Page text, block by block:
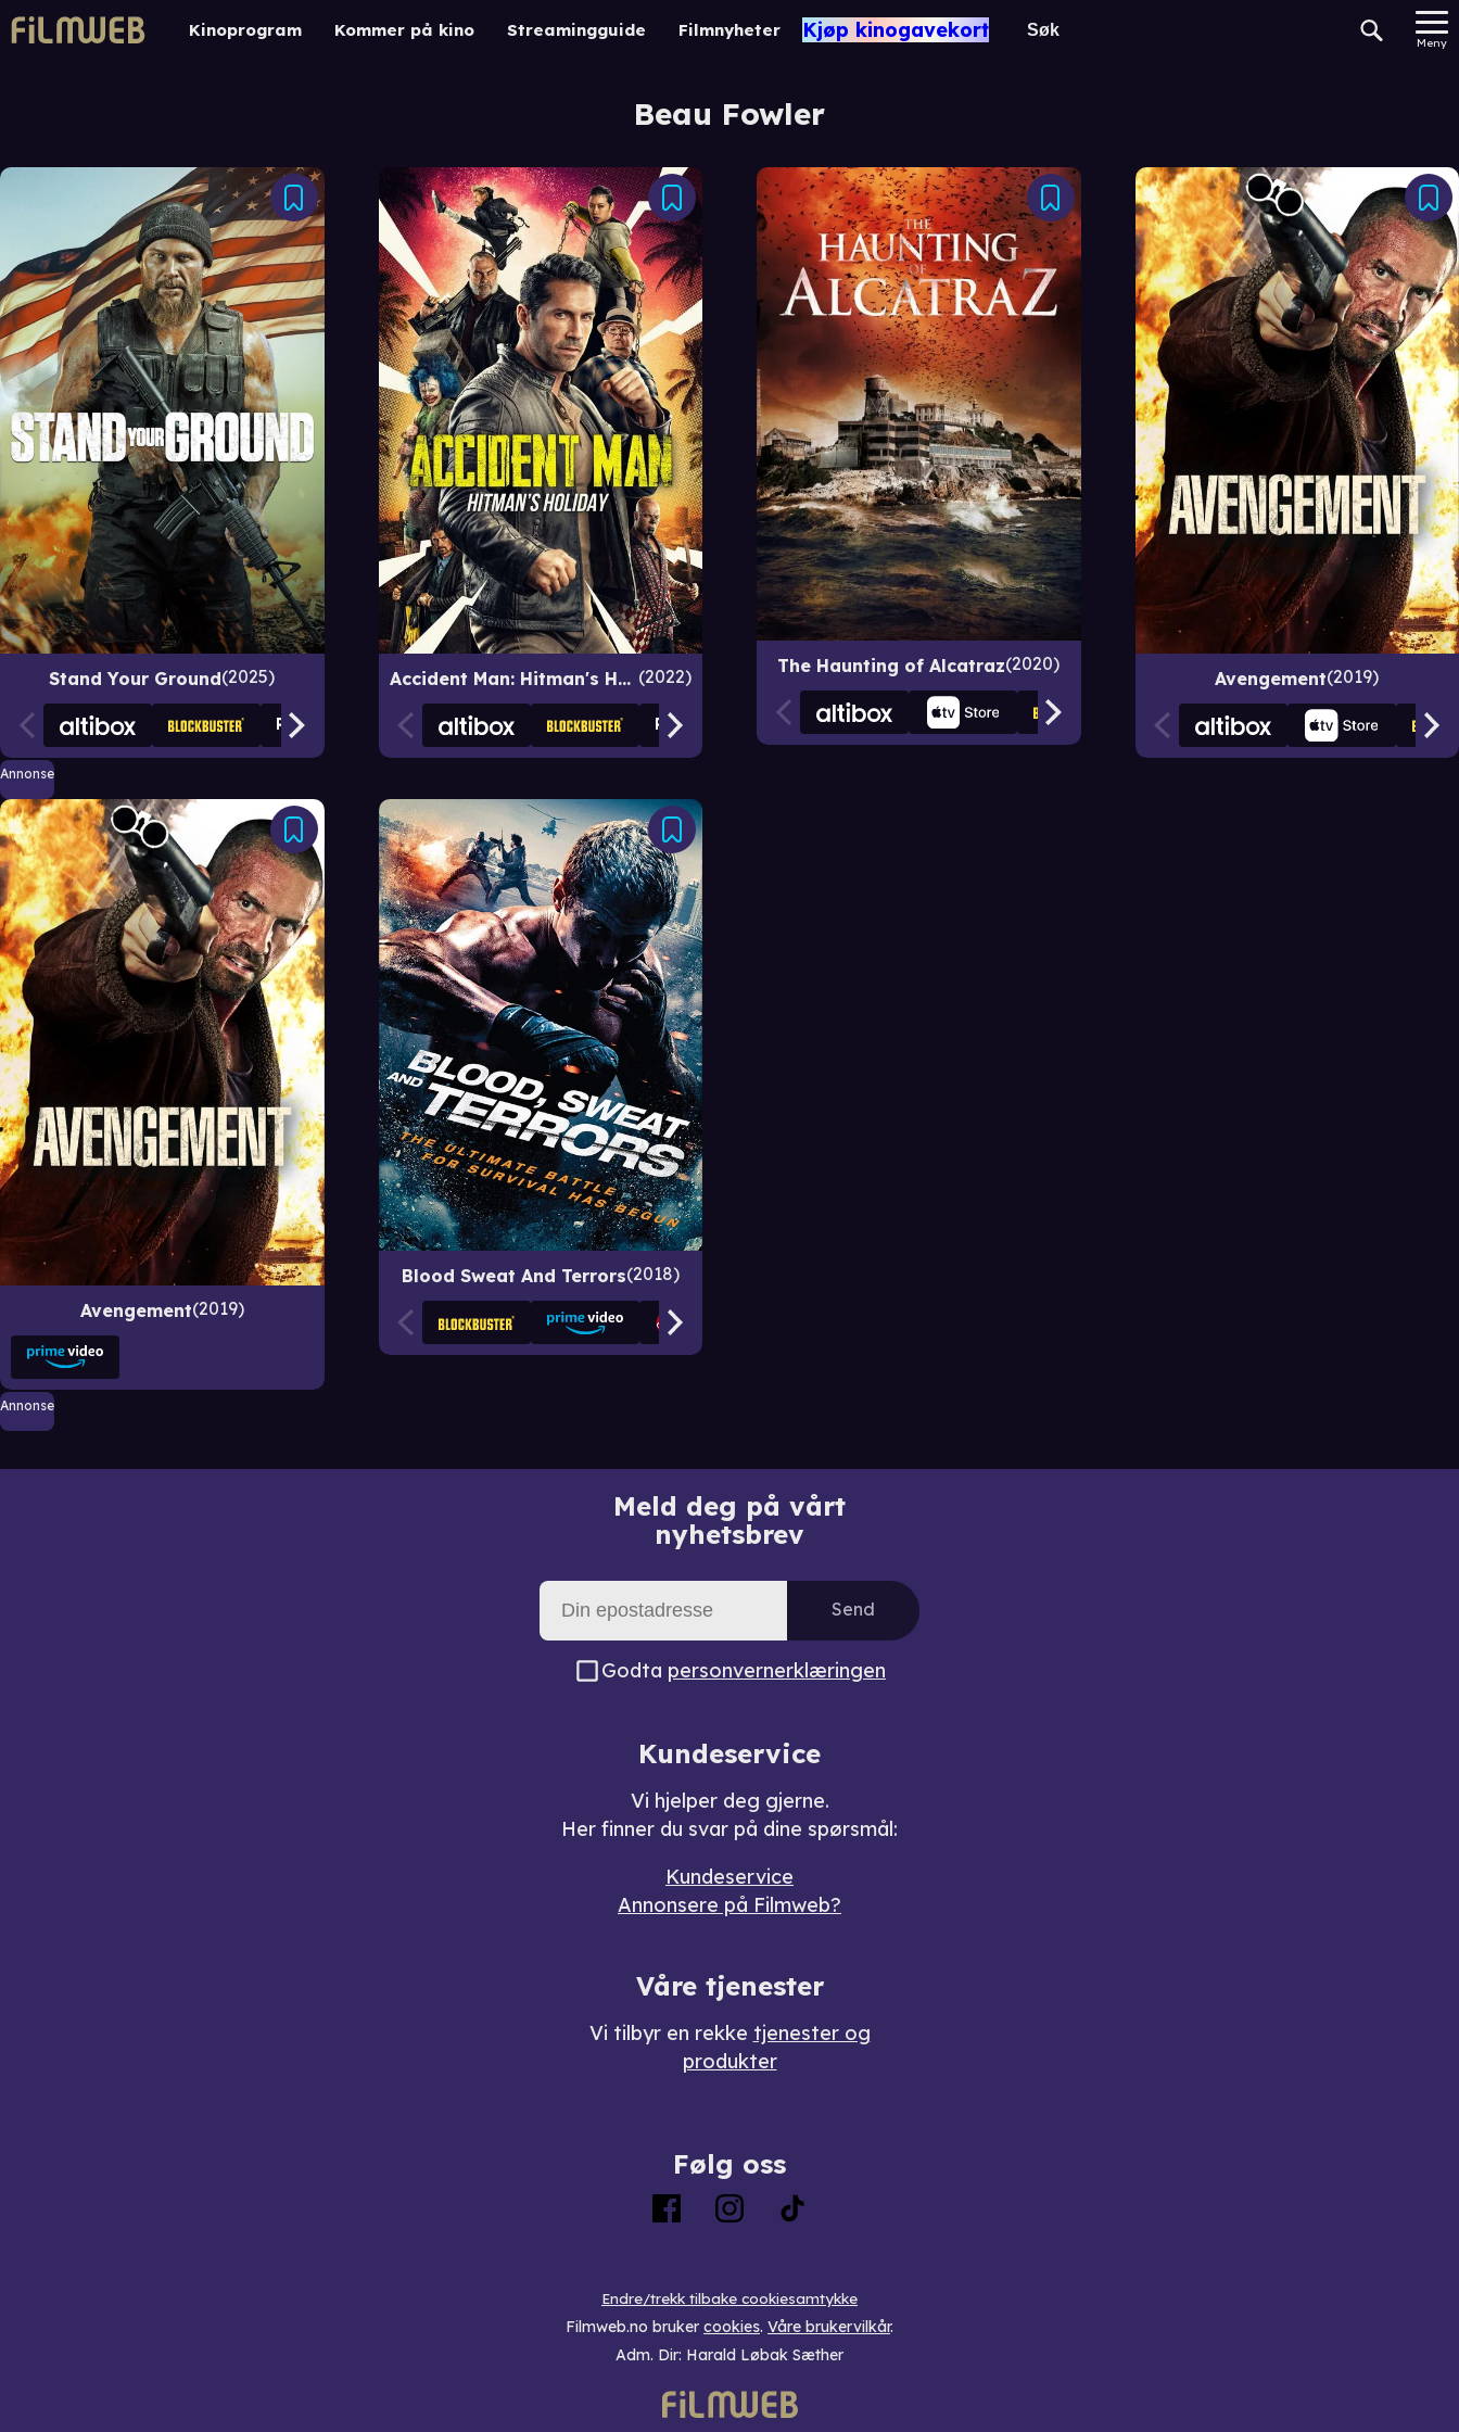
Kinoprogram Kommer på kino Streamingguide Filmnyheter Kjøp kinogavekort
Meny
Beau Fowler
Stand Your Ground 2025 Accident Man: Hitman's Holiday 2022 The Haunting of Alcatraz 2020
Avengement 2019
Annonse
Avengement 2019
Blood Sweat And Terrors 2018
Annonse
Meld deg på vårt
nyhetsbrev
Send
Godta personvernerklæringen
Kundeservice
Vi hjelper deg gjerne.
Her finner du svar på dine spørsmål:
Kundeservice
Annonsere på Filmweb?
Våre tjenester
Vi tilbyr en rekke tjenester og
produkter
Følg oss
Endre/trekk tilbake cookiesamtykke
Filmweb.no bruker cookies. Våre brukervilkår.
Adm. Dir: Harald Løbak Sæther